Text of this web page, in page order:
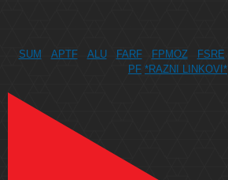
SUM APTF ALU FARF FPMOZ FSRE
PF *RAZNI LINKOVI*